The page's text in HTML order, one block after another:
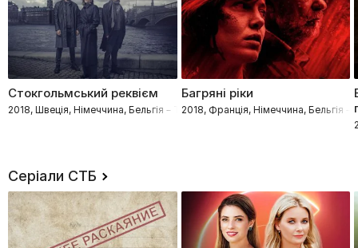
Стокгольмський реквієм
2018, Швеція, Німеччина, Бельгія – Трилери, Драми, Кримінал,
Багряні ріки
2018, Франція, Німеччина, Бельгія
Серіали СТБ